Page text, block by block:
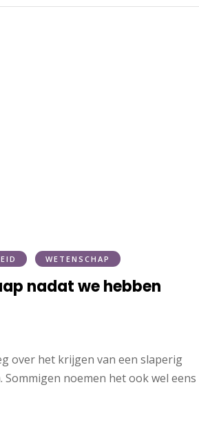
WETENSCHAP
nadat we hebben
over het krijgen van een slaperig
noemen het ook wel